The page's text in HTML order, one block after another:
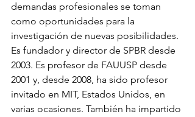
demandas profesionales se toman
como oportunidades para la
investigación de nuevas posibilidades.
Es fundador y director de SPBR desde
2003. Es profesor de FAUUSP desde
2001 y, desde 2008, ha sido profesor
invitado en MIT, Estados Unidos, en
varias ocasiones. También ha impartido